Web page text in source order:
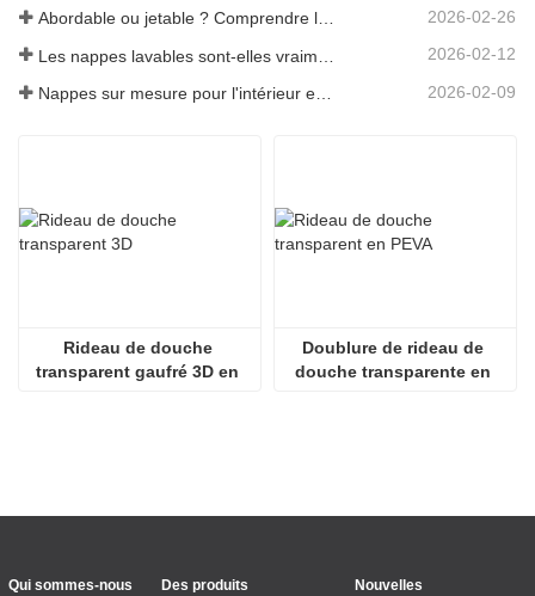
Abordable ou jetable ? Comprendre les nappes à prix réduit 2026-02-26
2026-02-12
2026-02-09
Rideau de douche
transparent gaufré 3D en
Doublure de rideau de
douche transparente en
Qui sommes-nous Des produits Nouvelles